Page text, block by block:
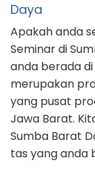
Daya
Apakah anda
Seminar di
anda berada
merupakan
yang pusat
Jawa Barat.
Sumba Barat
tas yang anda